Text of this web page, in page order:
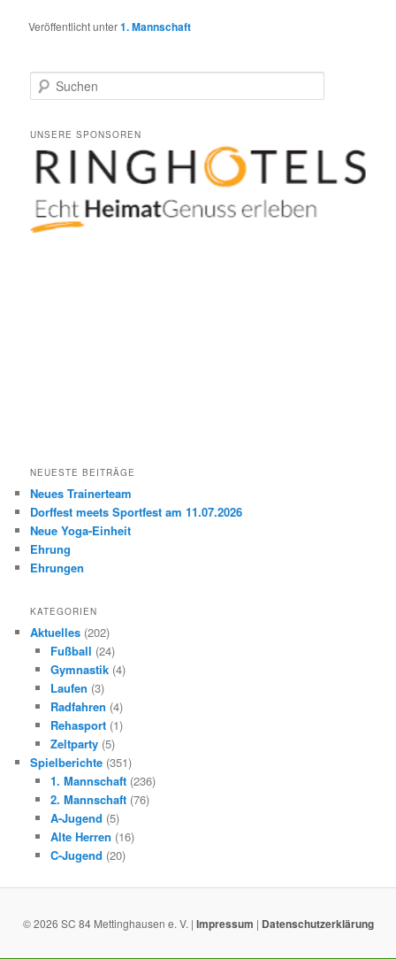
Veröffentlicht unter1. Mannschaft
u
h
e
UNSERE SPONSOREN
NEUESTE BEITRÄGE
Neues Trainerteam
Dorffest meets Sportfest am 11.07.2026
Neue Yoga-Einheit
Ehrung
Ehrungen
KATEGORIEN
Aktuelles (202)
Fußball (24)
Gymnastik(4)
Laufen (3)
Radfahren (4)
Rehasport(1)
Zeltparty(5)
Spielberichte (351)
1. Mannschaft(236)
2. Mannschaft(76)
A-Jugend (5)
Alte Herren (16)
C-Jugend (20)
© 2026 SC 84 Mettinghausen e. V. | Impressum | Datenschutzerklärung